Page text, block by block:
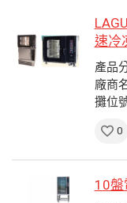
速冷
產品
廠商
攤位
0
10盤